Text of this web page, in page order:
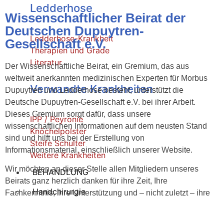
Ledderhose
Ledderhose-Krankheit
Therapien und Grade
Literatur
Verwandte Krankheiten
IPP / Peyronie
Knöchelpolster
Steife Schulter
Weitere Krankheiten
BEHANDLUNG
Handchirurgie
Wissenschaftlicher Beirat der
Deutschen Dupuytren-
Gesellschaft e.V.
Der Wissenschaftliche Beirat, ein Gremium, das aus
weltweit anerkannten medizinischen Experten für Morbus
Dupuytren und Ledderhose besteht, unterstützt die
Deutsche Dupuytren-Gesellschaft e.V. bei ihrer Arbeit.
Dieses Gremium sorgt dafür, dass unsere
wissenschaftlichen Informationen auf dem neusten Stand
sind und hilft uns bei der Erstellung von
Informationsmaterial, einschließlich unserer Website.
Wir möchten an dieser Stelle allen Mitgliedern unseres
Beirats ganz herzlich danken für ihre Zeit, Ihre
Fachkenntnis, ihre Unterstützung und – nicht zuletzt – ihre